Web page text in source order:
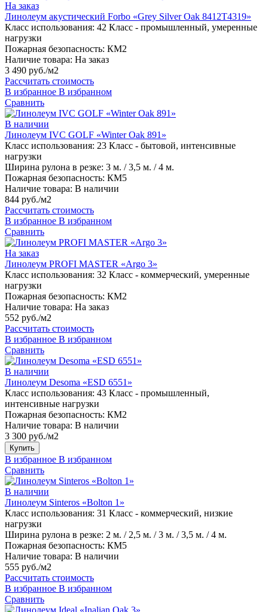
На заказ
Линолеум акустический Forbo «Grey Silver Oak 8412T4319»
Класс использования: 42 Класс - промышленный, умеренные
нагрузки
Пожарная безопасность: КМ2
Наличие товара: На заказ
3 490 руб./м2
Рассчитать стоимость
В избранное В избранном
Сравнить
В наличии
Линолеум IVC GOLF «Winter Oak 891»
Класс использования: 23 Класс - бытовой, интенсивные
нагрузки
Ширина рулона в резке: 3 м. / 3,5 м. / 4 м.
Пожарная безопасность: КМ5
Наличие товара: В наличии
844 руб./м2
Рассчитать стоимость
В избранное В избранном
Сравнить
На заказ
Линолеум PROFI MASTER «Argo 3»
Класс использования: 32 Класс - коммерческий, умеренные
нагрузки
Пожарная безопасность: КМ2
Наличие товара: На заказ
552 руб./м2
Рассчитать стоимость
В избранное В избранном
Сравнить
В наличии
Линолеум Desoma «ESD 6551»
Класс использования: 43 Класс - промышленный,
интенсивные нагрузки
Пожарная безопасность: КМ2
Наличие товара: В наличии
3 300 руб./м2
Купить
В избранное В избранном
Сравнить
В наличии
Линолеум Sinteros «Bolton 1»
Класс использования: 31 Класс - коммерческий, низкие
нагрузки
Ширина рулона в резке: 2 м. / 2,5 м. / 3 м. / 3,5 м. / 4 м.
Пожарная безопасность: КМ5
Наличие товара: В наличии
555 руб./м2
Рассчитать стоимость
В избранное В избранном
Сравнить